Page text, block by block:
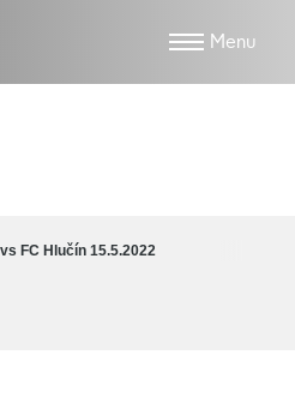
FC Hlučín 15.5.2022